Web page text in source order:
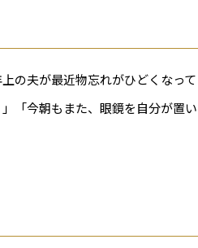
の夫が最近物忘れがひどくなっ
」「今朝もまた、眼鏡を自分が